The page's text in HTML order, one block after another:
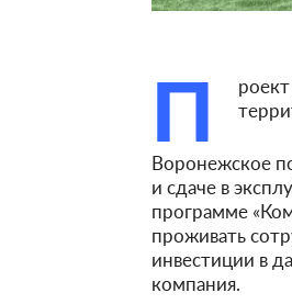
П
Воронежское
и сдаче в
программе
проживать
инвестиции в
компания.